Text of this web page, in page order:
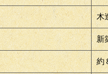
木
新
約